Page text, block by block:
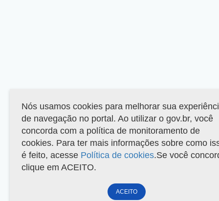
Nós usamos cookies para melhorar sua
de navegação no portal. Ao utilizar o gov.br, você
concorda com a política de monitoramento de
cookies. Para ter mais informações sobre como
é feito, acesse Política de cookies.Se você
clique em ACEITO.
ACEITO